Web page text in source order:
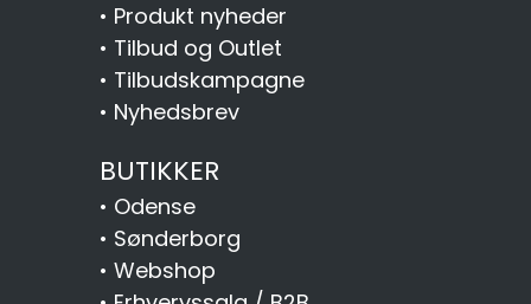
• Produkt nyheder
• Tilbud og Outlet
• Tilbudskampagne
• Nyhedsbrev
BUTIKKER
• Odense
• Sønderborg
• Webshop